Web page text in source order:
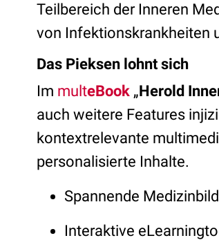
Teilbereich der Inneren
von Infektionskrankheiten
Das Pieksen lohnt sich
Im multeBook „Herold
auch weitere Features
kontextrelevante
personalisierte Inhalte.
Spannende
Interaktive